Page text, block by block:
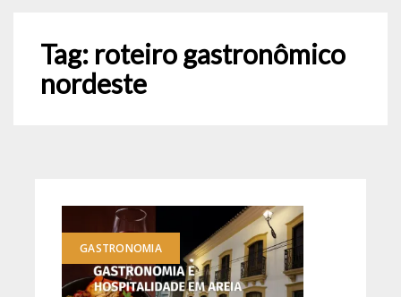
Tag: roteiro gastronômico
nordeste
GASTRONOMIA